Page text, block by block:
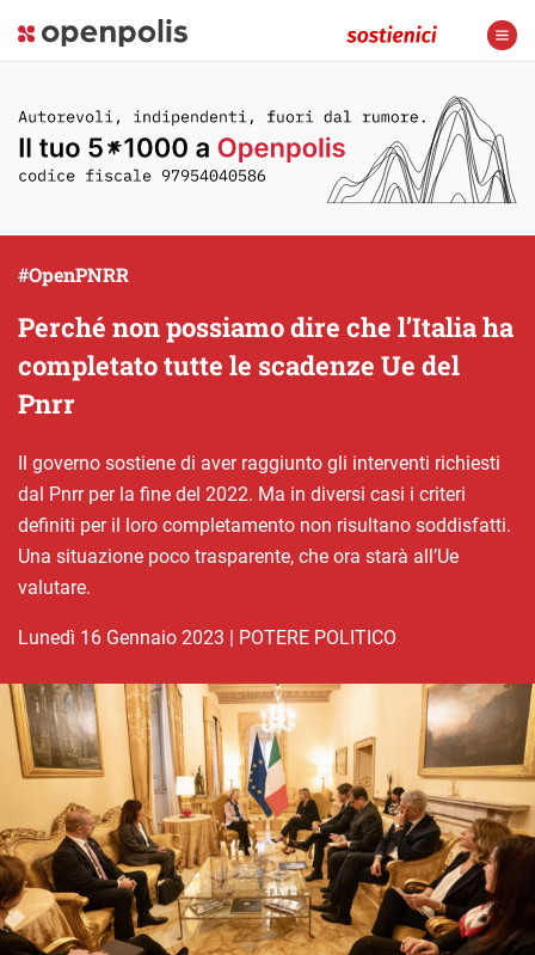
Perché non possiamo dire che l’Italia ha
completato tutte le scadenze Ue del
Pnrr
#OpenPNRR
Il governo sostiene di aver raggiunto gli interventi richiesti
dal Pnrr per la fine del 2022. Ma in diversi casi i criteri
definiti per il loro completamento non risultano soddisfatti.
Una situazione poco trasparente, che ora starà all’Ue
valutare.
lunedì 16 Gennaio 2023 | POTERE POLITICO